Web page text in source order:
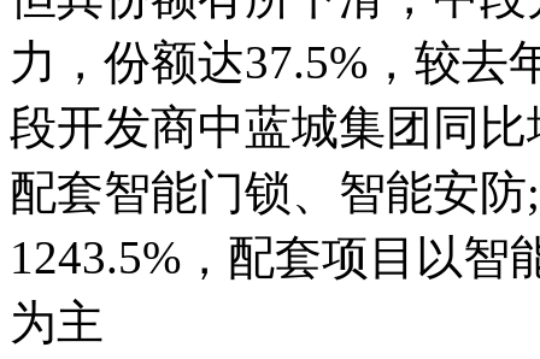
力，份额达37.5%，较去
段开发商中蓝城集团同比
配套智能门锁、智能安
1243.5%，配套项目以
为主